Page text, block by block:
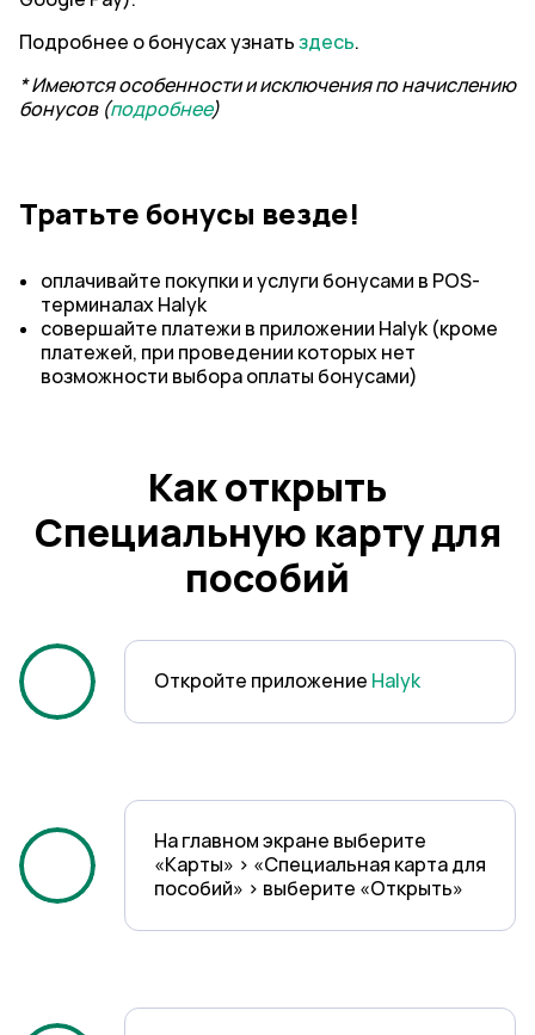
Подробнее о бонусах узнатьздесь.
* Имеются особенности и исключения по начислению
бонусов (подробнее)
Тратьте бонусы везде!
оплачивайте покупки и услуги бонусами в POS-
терминалах Halyk
совершайте платежи в приложении Halyk (кроме
платежей, при проведении которых нет
возможности выбора оплаты бонусами)
Как открыть
Специальную карту для
пособий
Откройте приложение Halyk
На главном экране выберите
«Карты» > «Специальная карта для
пособий» > выберите «Открыть»